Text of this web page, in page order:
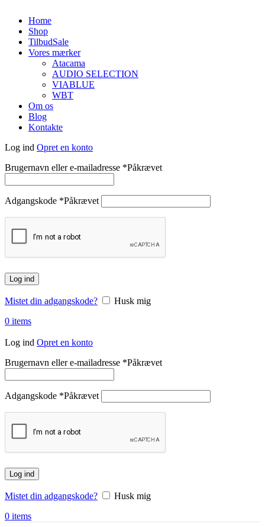
Home
Shop
TilbudSale
Vores mærker
Atacama
AUDIO SELECTION
VIABLUE
WBT
Om os
Blog
Kontakte
Log ind Opret en konto
Brugernavn eller e-mailadresse *Påkrævet
Adgangskode *Påkrævet
Log ind
Mistet din adgangskode?
Husk mig
0 items
Log ind Opret en konto
Brugernavn eller e-mailadresse *Påkrævet
Adgangskode *Påkrævet
Log ind
Mistet din adgangskode?
Husk mig
0 items